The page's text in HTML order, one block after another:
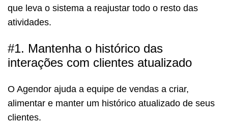
que leva o sistema a reajustar todo o resto das
atividades.
#1. Mantenha o histórico das
interações com clientes atualizado
O Agendor ajuda a equipe de vendas a criar,
alimentar e manter um histórico atualizado de seus
clientes.